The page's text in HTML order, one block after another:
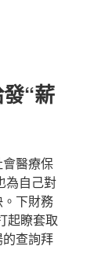
“薪
醫療保
為自己對
下財務
起瞭套取
查詢拜